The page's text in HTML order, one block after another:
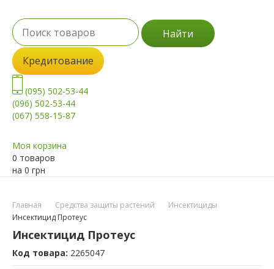
Найти
Кредитование
(095) 502-53-44
(096) 502-53-44
(067) 558-15-87
Моя корзина
0 товаров
на 0 грн
Главная Средства защиты растений
Инсектициды
Инсектицид Протеус
Инсектицид Протеус
Код товара: 2265047